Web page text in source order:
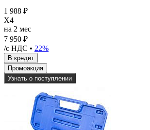
1 988 ₽
X4
на 2 мес
7 950 ₽
/с НДС • 22%
Узнать о поступлении